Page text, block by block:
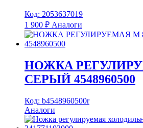
Код: 2053637019
1 900 ₽ Аналоги
НОЖКА
СЕРЫЙ 4548960500
Код: b4548960500r
Аналоги